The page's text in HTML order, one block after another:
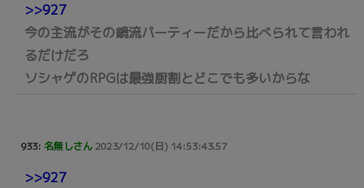
>>927
今の主流がその鏡流パーティーだから比べられて言われ
るだけだろ
ソシャゲのRPGは最強厨割とどこでも多いからな
933: 名無しさん2023/12/10(日) 14:53:43.57
>>927